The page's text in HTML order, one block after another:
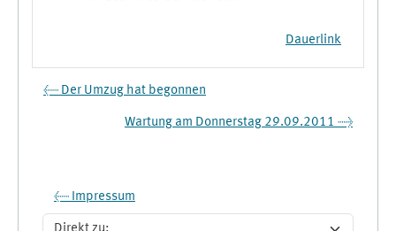
Dauerlink
← Der Umzug hat begonnen
Wartung am Donnerstag 29.09.2011 →
← Impressum